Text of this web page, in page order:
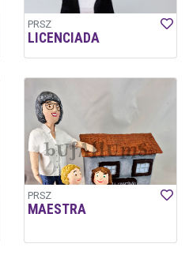
PRSZ
LICENCIADA
PRSZ
MAESTRA